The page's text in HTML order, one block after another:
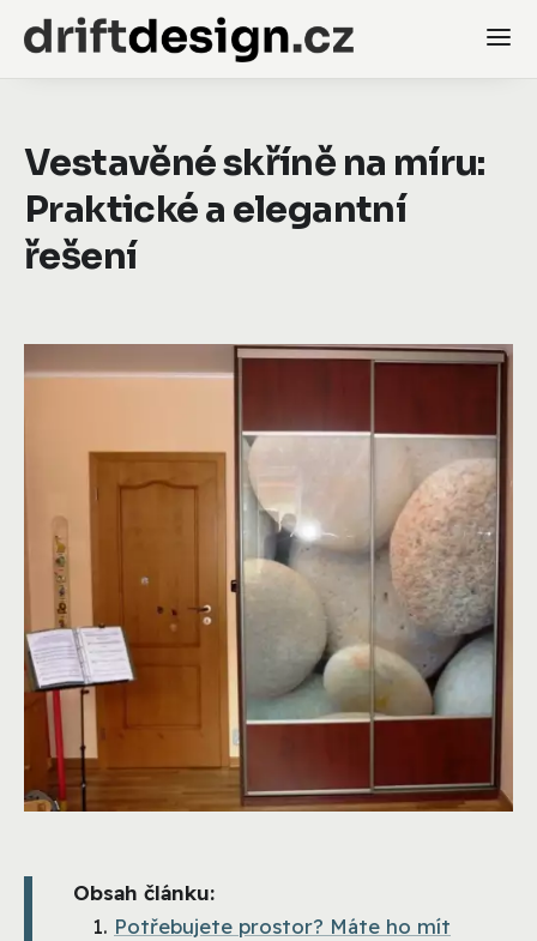
Vestavěné skříně na míru:
Praktické a elegantní
řešení
Obsah článku:
Potřebujete prostor? Máte ho mít